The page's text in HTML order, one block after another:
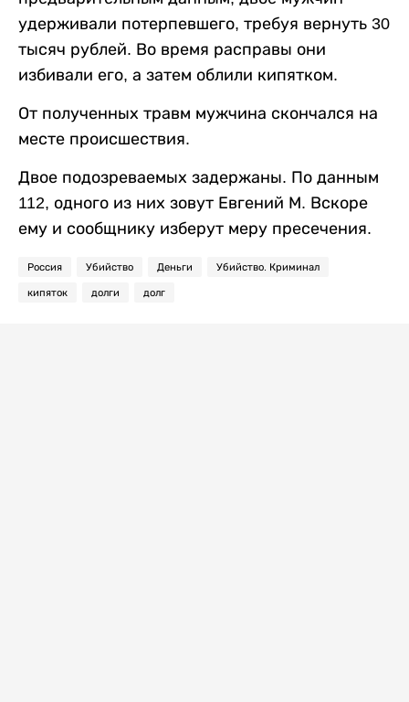
удерживали потерпевшего, требуя вернуть 30
тысяч рублей. Во время расправы они
избивали его, а затем облили кипятком.
От полученных травм мужчина скончался на
месте происшествия.
Двое подозреваемых задержаны. По данным
112, одного из них зовут Евгений М. Вскоре
ему и сообщнику изберут меру пресечения.
Россия Убийство Деньги Убийство. Криминал
кипяток долги долг